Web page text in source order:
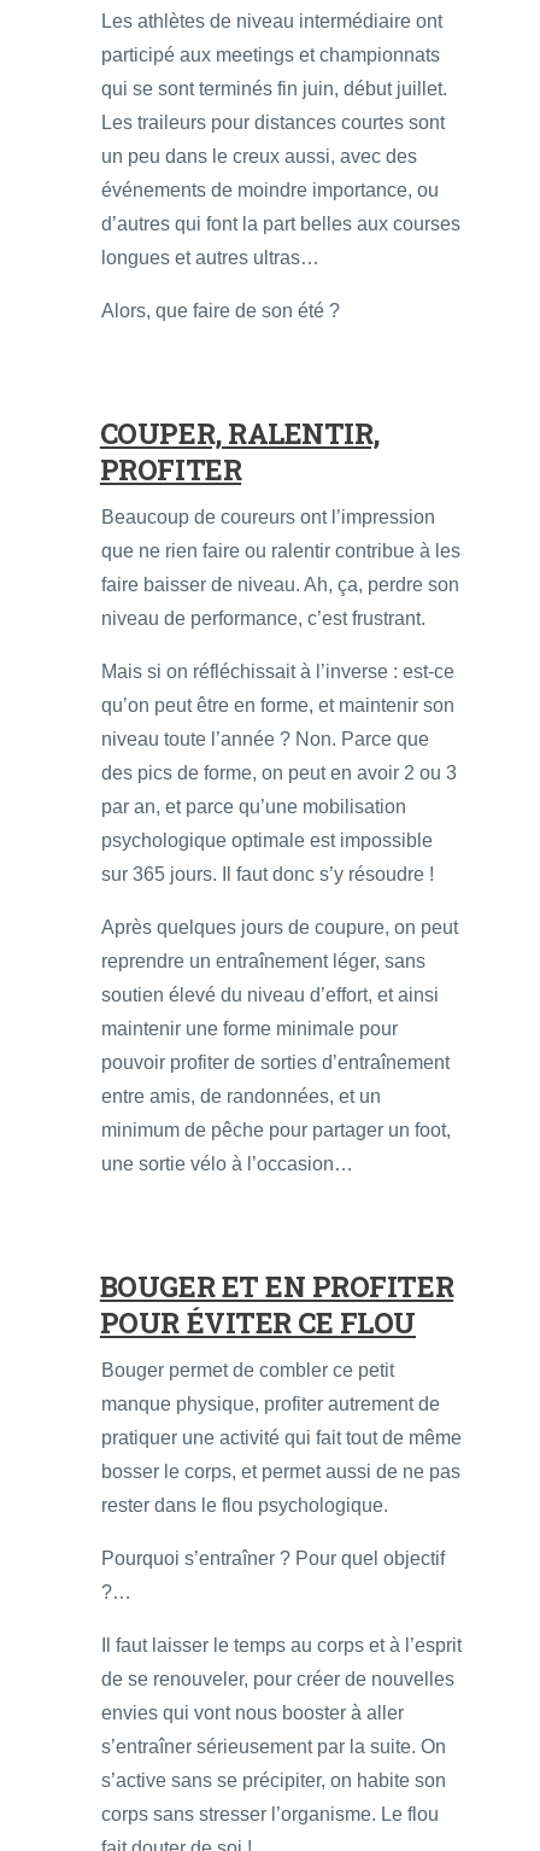
Les athlètes de niveau intermédiaire ont
participé aux meetings et championnats
qui se sont terminés fin juin, début juillet.
Les traileurs pour distances courtes sont
un peu dans le creux aussi, avec des
événements de moindre importance, ou
d’autres qui font la part belles aux courses
longues et autres ultras…
Alors, que faire de son été ?
COUPER, RALENTIR,
PROFITER
Beaucoup de coureurs ont l’impression
que ne rien faire ou ralentir contribue à les
faire baisser de niveau. Ah, ça, perdre son
niveau de performance, c’est frustrant.
Mais si on réfléchissait à l’inverse : est-ce
qu’on peut être en forme, et maintenir son
niveau toute l’année ? Non. Parce que
des pics de forme, on peut en avoir 2 ou 3
par an, et parce qu’une mobilisation
psychologique optimale est impossible
sur 365 jours. Il faut donc s’y résoudre !
Après quelques jours de coupure, on peut
reprendre un entraînement léger, sans
soutien élevé du niveau d’effort, et ainsi
maintenir une forme minimale pour
pouvoir profiter de sorties d’entraînement
entre amis, de randonnées, et un
minimum de pêche pour partager un foot,
une sortie vélo à l’occasion…
BOUGER ET EN PROFITER
POUR ÉVITER CE FLOU
Bouger permet de combler ce petit
manque physique, profiter autrement de
pratiquer une activité qui fait tout de même
bosser le corps, et permet aussi de ne pas
rester dans le flou psychologique.
Pourquoi s’entraîner ? Pour quel objectif
?…
Il faut laisser le temps au corps et à l’esprit
de se renouveler, pour créer de nouvelles
envies qui vont nous booster à aller
s’entraîner sérieusement par la suite. On
s’active sans se précipiter, on habite son
corps sans stresser l’organisme. Le flou